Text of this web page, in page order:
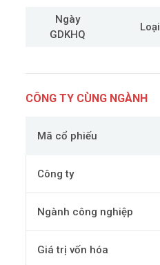
Ngày
GDKHQ
Loại
CÔNG TY CÙNG NGÀNH
Mã cổ phiếu
Công ty
Ngành công nghiệp
Giá trị vốn hóa